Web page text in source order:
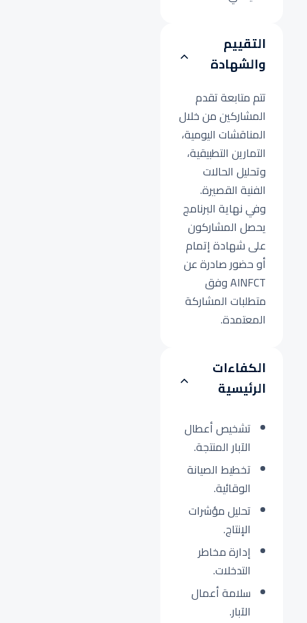
التقييم
والشهادة
تتم متابعة تقدم
المشاركين من خلال
المناقشات اليومية،
التمارين التطبيقية،
وتحليل الحالات
الفنية القصيرة.
وفي نهاية البرنامج
يحصل المشاركون
على شهادة إتمام
أو حضور صادرة عن
AINFCT وفق
متطلبات المشاركة
المعتمدة.
الكفاءات
الرئيسية
تشخيص أعطال
الآبار المنتجة.
تخطيط الصيانة
الوقائية.
تحليل مؤشرات
الإنتاج.
إدارة مخاطر
التدخلات.
سلامة أعمال
الآبار.